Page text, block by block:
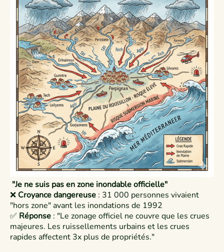
"Je ne suis pas en zone inondable officielle"
❌ Croyance dangereuse : 31 000 personnes vivaient
"hors zone" avant les inondations de 1992​
✅ Réponse : "Le zonage officiel ne couvre que les crues
majeures. Les ruissellements urbains et les crues
rapides affectent 3x plus de propriétés."